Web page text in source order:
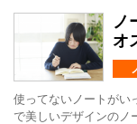
ノ
オ
使ってないノートがい
で美しいデザインのノ